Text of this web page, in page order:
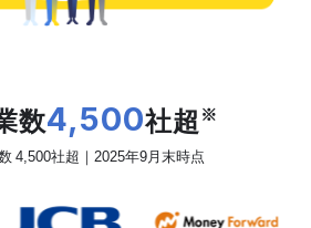
数4,500社超 ※
4,500社超｜2025年9月末時点